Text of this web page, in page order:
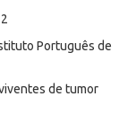
Português de
de tumor